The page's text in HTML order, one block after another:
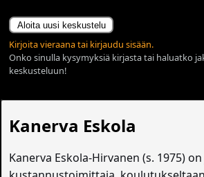
Aloita uusi keskustelu
Kirjoita vieraana tai kirjaudu sisään.
Onko sinulla kysymyksiä kirjasta tai haluatko
keskusteluun!
Kanerva Eskola
Kanerva Eskola-Hirvanen (s. 1975)